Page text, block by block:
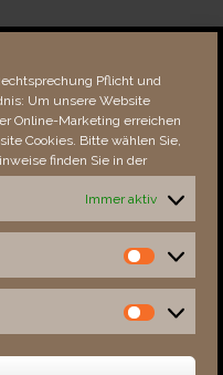
Pflicht und
Um unsere Website
Online-Marketing erreichen
Cookies. Bitte wählen Sie,
finden Sie in der
Immer aktiv
Statistiken
Marketing
32377